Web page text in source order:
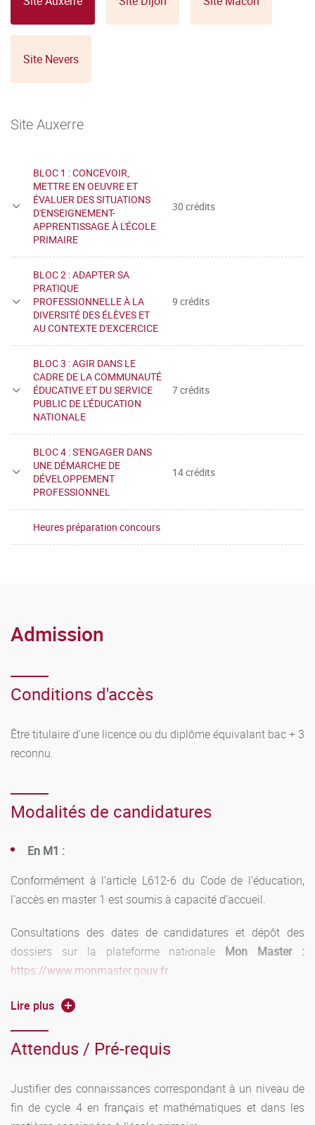
Plus de 20 étudiants : 100h TD plus 2h par admissible
Site Nevers
Site Auxerre
BLOC 1 : CONCEVOIR,
METTRE EN OEUVRE ET
ÉVALUER DES SITUATIONS
D'ENSEIGNEMENT-
APPRENTISSAGE À L'ÉCOLE
PRIMAIRE
30 crédits
BLOC 2 : ADAPTER SA
PRATIQUE
PROFESSIONNELLE À LA
DIVERSITÉ DES ÉLÈVES ET
AU CONTEXTE D'EXCERCICE
9 crédits
BLOC 3 : AGIR DANS LE
CADRE DE LA COMMUNAUTÉ
ÉDUCATIVE ET DU SERVICE
PUBLIC DE L'ÉDUCATION
NATIONALE
7 crédits
BLOC 4 : S'ENGAGER DANS
UNE DÉMARCHE DE
DÉVELOPPEMENT
PROFESSIONNEL
14 crédits
Heures préparation concours
Admission
Conditions d'accès
Être titulaire d'une licence ou du diplôme équivalant bac + 3
reconnu.
Modalités de candidatures
En M1 :
Conformément à l’article L612-6 du Code de l’éducation,
l’accès en master 1 est soumis à capacité d’accueil.
Consultations des dates de candidatures et dépôt des
dossiers sur la plateforme nationale Mon Master :
https://www.monmaster.gouv.fr
En M2 :
Accès de plein droit :
année du master MEEF de l’université Bourgogne Europe.
Accès sur validation d'acquis :pour les étudiants ayant
validé une 1
année de master dans une autre mention
Lire plus
Attendus / Pré-requis
Justifier des connaissances correspondant à un niveau de
fin de cycle 4 en français et mathématiques et dans les